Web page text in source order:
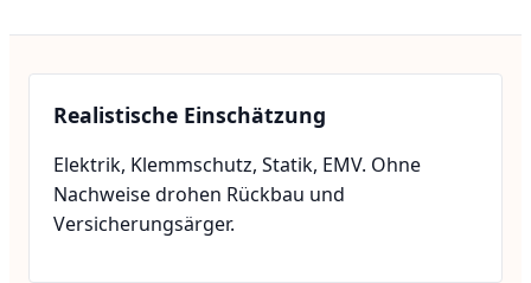
Realistische Einschätzung
Elektrik, Klemmschutz, Statik, EMV. Ohne
Nachweise drohen Rückbau und
Versicherungsärger.